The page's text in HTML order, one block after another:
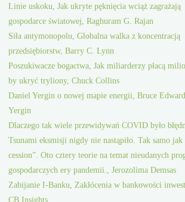
Linie uskoku, Jak ukryte pęknięcia wciąż zagrażają
gospodarce światowej, Raghuram G. Rajan
Siła antymonopolu, Globalna walka z koncentracją
przedsiębiorstw, Barry C. Lynn
Poszukiwacze bogactwa, Jak miliarderzy płacą
by ukryć tryliony, Chuck Collins
Daniel Yergin o nowej mapie energii, Bruce
Yergin
Dlaczego tak wiele przewidywań COVID było
Tsunami eksmisji nigdy nie nastąpiło. Tak samo jak
cession”. Oto cztery teorie na temat nieudanych
gospodarczych ery pandemii., Jerozolima Demsas
Zabijanie I-Banku, Zakłócenia w bankowości
CB Insights